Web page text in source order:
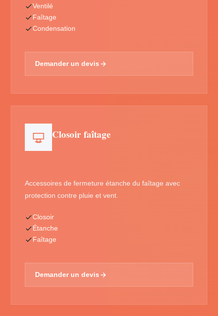
Ventilé
Faîtage
Condensation
Demander un devis
Closoir faîtage
Accessoires de fermeture étanche du faîtage avec
protection contre pluie et vent.
Closoir
Étanche
Faîtage
Demander un devis